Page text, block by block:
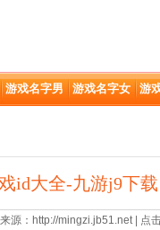
游戏名字男 游戏名字女 游
id大全-九游j9下载
源：http://mingzi.jb51.net | 点